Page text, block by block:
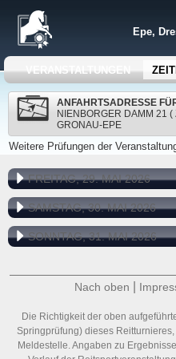
Epe,
VERANSTALTUNGEN
ANFAHRTSADRESSE
NIENBORGER DAMM 21
GRONAU-EPE
Weitere Prüfungen der
FREITAG, 29. MAI 2026
SAMSTAG, 30. MAI 2026
SONNTAG, 31. MAI 2026
Nach oben
Die Richtigkeit der oben
Springprüfung) dieses
Meldestelle. Angaben zu